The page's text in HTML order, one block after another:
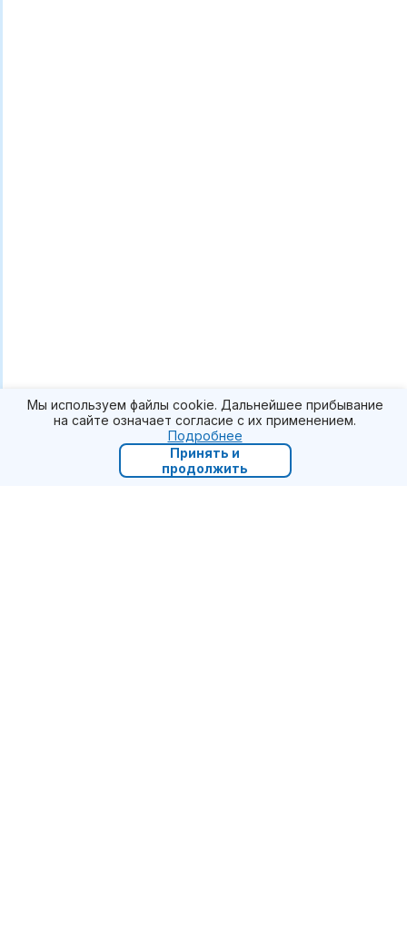
Мы используем файлы cookie. Дальнейшее прибывание
на сайте означает согласие с их применением.
Подробнее
Принять и
продолжить